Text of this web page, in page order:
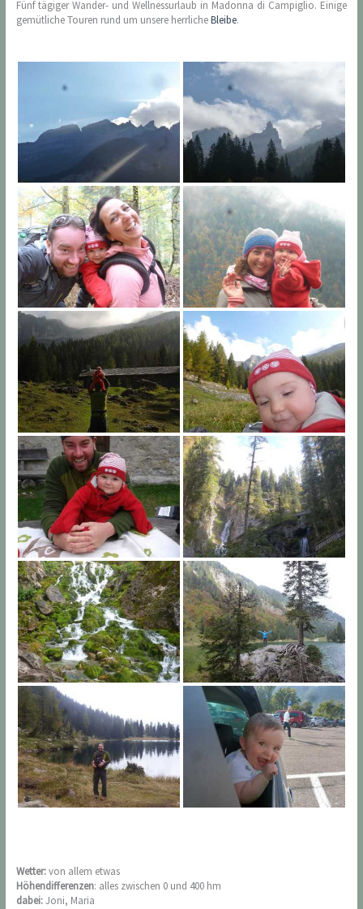
Fünf tägiger Wander- und Wellnessurlaub in Madonna di Campiglio. Einige
gemütliche Touren rund um unsere herrlicheBleibe.
Wetter:von allem etwas
Höhendifferenzen: alles zwischen 0 und 400 hm
dabei:Joni, Maria